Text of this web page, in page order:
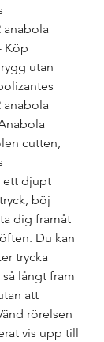
anabola
Köp
utan
anabola
cutten,
ett djupt
böj
dig framåt
Du kan
trycka
långt fram
att
rörelsen
vis upp till